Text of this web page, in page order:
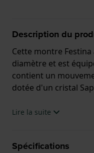
Description du
Cette montre
diamètre et est
contient un
dotée d'un cristal
La montre est 10
Lire la suite
Spécifications